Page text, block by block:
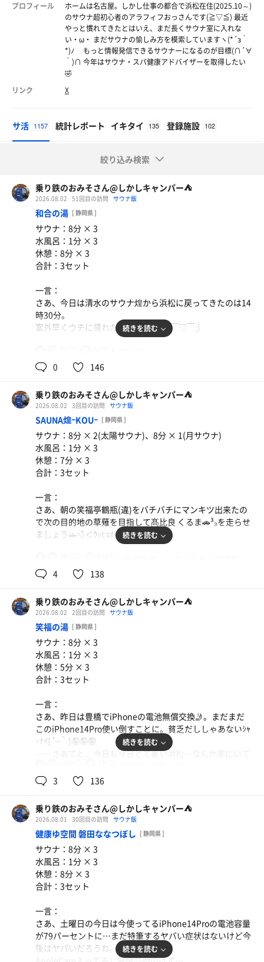
プロフィール
ホームは名古屋。しかし仕事の都合で浜松在住(2025.10～)
のサウナ超初心者のアラフィフおっさんです(≧▽≦) 最近
やっと慣れてきたとはいえ、まだ長くサウナ室に入れな
い・ω・ まだサウナの愉しみ方を模索していますヽ(*´з｀
*)ﾉ もっと情報発信できるサウナーになるのが目標(∩´∀
｀)∩ 今年はサウナ・スパ健康アドバイザーを取得したい
🤣
リンク
X
サ活 1157 統計レポート イキタイ 135 登録施設 102
絞り込み検索
乗り鉄のおみそさん@しかしキャンパー⛺
2026.08.02 51回目の訪問 サウナ飯
和合の湯 [ 静岡県 ]
サウナ：8分 × 3
水風呂：1分 × 3
休憩：8分 × 3
合計：3セット
一言：
さあ、今日は清水のサウナ煌から浜松に戻ってきたのは14
時30分。
案外早くウチに帰れたので……爆睡(￣▽￣;)
今日は米🌾炊いてるのでウチ晚メッシですね。
かき揚げ以外売り切れてる。かき揚げはあまり好きじゃな
いのでチョレギサラダとこはだの酢漬け🐟を買いました
😂
うん、さっぱり晚メッシで腹パン(*°∀、°*)
今日はもうサウナは〆るつもりだったけど、広い風呂でま
ったりしたいしなぁ…したいしなぁ((ry……
そんなアテクシは気づいたらクルマ🚗³₃に乗り込んでいた
🤣🤣🤣
で、いつもなら日曜日は混むとこ避けたいから浜北まで行
けど、普通に停めることができたしそこまででもないんや
ろか•́ω•̀)?……
たしかにロビーは結構人居たけど、脱衣場に入ったらそん
なに多くはなかった。
まあ、普段よりかは多いけどね😳
まずは寝汗を洗い流してサウナへ。
（・３・）アルェー……サウナが温い🫠
温度計🌡見たら80℃…までぃ‎( ꒪⌓꒪)…これは上段かストー
ブ前じゃないとアカンね…
なので今日はストーブ前を陣取ってルーチンワークの8分3
う〜ん、ロスは最低限だったけど今日は100℃サウナを2施
設回ったのもあってちょっと物足りないかなぁ…
風呂上がりは持参したミネラル麦茶でフィニッシュ🚀
続きを読む
0 146
乗り鉄のおみそさん@しかしキャンパー⛺
2026.08.02 3回目の訪問 サウナ飯
SAUNA煌ｰKOUｰ [ 静岡県 ]
サウナ：8分 × 2(太陽サウナ)、8分 × 1(月サウナ)
水風呂：1分 × 3
休憩：7分 × 3
合計：3セット
一言：
さあ、朝の笑福亭鶴瓶(違)をバチバチにマンキツ出来たの
で次の目的地の草薙を目指して髙比良 くるま🚗³₃を走らせ
ましょう🚗💨＜ｳｯﾋｮｵｵｵｱｱｱ!!!
へ。
…東へ。
駿河区から清水区に入ってすぐ左へ。
静鉄の踏切渡ったらJRの草薙駅🚃
さて、草薙といえばのサウナ煌にとうちゃこ(*¯꒳¯*)
時間は9時50分で狙い通り。駄菓子菓子…ココは駐車場🅿️
が少なくかつ停めぬくい…んだけど果たしてガチャは……
おお、右最奥が空いてる✌️しかも契約者側が1台分空いて
ありがたく駐車場ゲッツしたので昼はいいもの食えそう🤤
🤤🤤
で、2階に上がってチェックイン。ラストの1時間券を使っ
おお、今日の太陽️☀️サウナはメタクソ熱いなぁ(褒め言葉)
しかもちょうどオートロウリュのタイミングにあたってパ
ンカールーバーから熱風が。あちぃι(´Д｀υ)ｱﾂｨｰ。タマラ
ンチ会長🥵
今日はこちらを8分2セット。サウナ室はほぼ2人。めっち
ゃ快適丸。
で、月🌙サウナもね。月サウナは90℃ながらもこちらもか
なり熱いι(´Д｀υ)ｱﾂｨｰ
時間の都合でこちらは8分1セット。
これでルーチンワークの8分3セットが完了(*`･ω･)ゞ
いやいや、マジで最煌ですわぁ( ・∇・)
さて、昼メシ食べて帰ろ。やっぱり最煌ラーメンかなぁ…
続きを読む
4 138
乗り鉄のおみそさん@しかしキャンパー⛺
2026.08.02 2回目の訪問 サウナ飯
笑福の湯 [ 静岡県 ]
サウナ：8分 × 3
水風呂：1分 × 3
休憩：5分 × 3
合計：3セット
一言：
さあ、昨日は豊橋でiPhoneの電池無償交換🤳。まだまだ
このiPhone14Pro使い倒すことに。貧乏だししゃあないｼｬ
ｰﾅｲ(´−｀)🤪🤪🤪
……さあてと、今日も今日とて暑い浜松…なんか家にいて
ならば清水まで行こう。
けど、せっかくならば昼メッシも食べたいし🤤
でも朝風呂イキたいねー🤔
と、言うわけで軽い朝メッシを自宅で食べたらウチを出発
🚗💨＜ｳｯﾋｮｵｵｵｱｱｱ!!!
下道レーシングで1号線のバイパスをひたすら東へ。大井
川を渡ったら藤枝市。さらに街の方に走れば焼津市。
到着時間は、7時過ぎ。朝風呂時間ですね♨️
しかし……休日朝風呂1000えーん…安くないなぁ(´・ω・
｀)
続きを読む
3 136
乗り鉄のおみそさん@しかしキャンパー⛺
2026.08.01 30回目の訪問 サウナ飯
健康ゆ空間 磐田ななつぼし [ 静岡県 ]
サウナ：8分 × 3
水風呂：1分 × 3
休憩：8分 × 3
合計：3セット
一言：
さあ、土曜日の今日は今使ってるiPhone14Proの電池容量
が79パーセントに…まだ特筆するヤバい症状はないけど今
後はヤバいだろうね。 続きを読む